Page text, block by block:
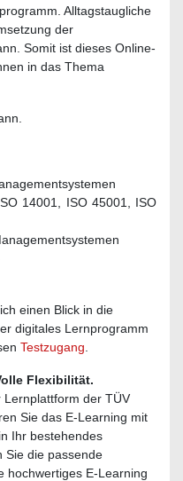
Alltagstaugliche
der
Somit ist dieses Online-
in das Thema
14001, ISO 45001, ISO
einen Blick in die
digitales Lernprogramm
Testzugang
Flexibilität.
Lernplattform der TÜV
Sie das E-Learning mit
Ihr bestehendes
Sie die passende
hochwertiges E-Learning